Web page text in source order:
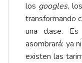
los googles, los
transformando
una clase.
asombrará: ya
existen las